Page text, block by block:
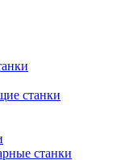
станки
станки